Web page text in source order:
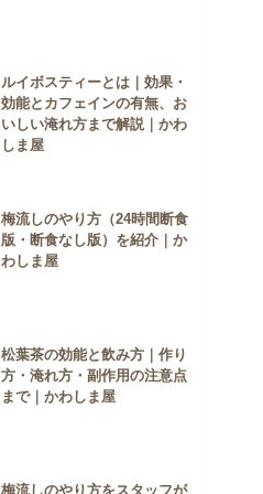
ルイボスティーとは｜効果・
効能とカフェインの有無、お
いしい淹れ方まで解説｜かわ
しま屋
梅流しのやり方（24時間断食
版・断食なし版）を紹介｜か
わしま屋
松葉茶の効能と飲み方｜作り
方・淹れ方・副作用の注意点
まで｜かわしま屋
梅流しのやり方をスタッフが